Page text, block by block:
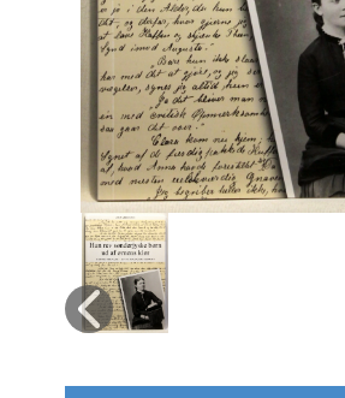
Håndværk
Historie
Hobby
Hus / Have
Husdyr
Jagt